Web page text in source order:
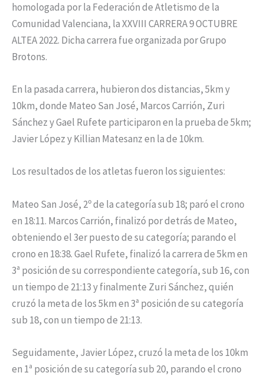
homologada por la Federación de Atletismo de la
Comunidad Valenciana, la XXVIII CARRERA 9 OCTUBRE
ALTEA 2022. Dicha carrera fue organizada por Grupo
Brotons.
En la pasada carrera, hubieron dos distancias, 5km y
10km, donde Mateo San José, Marcos Carrión, Zuri
Sánchez y Gael Rufete participaron en la prueba de 5km;
Javier López y Killian Matesanz en la de 10km.
Los resultados de los atletas fueron los siguientes:
Mateo San José, 2º de la categoría sub 18; paró el crono
en 18:11. Marcos Carrión, finalizó por detrás de Mateo,
obteniendo el 3er puesto de su categoría; parando el
crono en 18:38. Gael Rufete, finalizó la carrera de 5km en
3ª posición de su correspondiente categoría, sub 16, con
un tiempo de 21:13 y finalmente Zuri Sánchez, quién
cruzó la meta de los 5km en 3ª posición de su categoría
sub 18, con un tiempo de 21:13.
Seguidamente, Javier López, cruzó la meta de los 10km
en 1ª posición de su categoría sub 20, parando el crono